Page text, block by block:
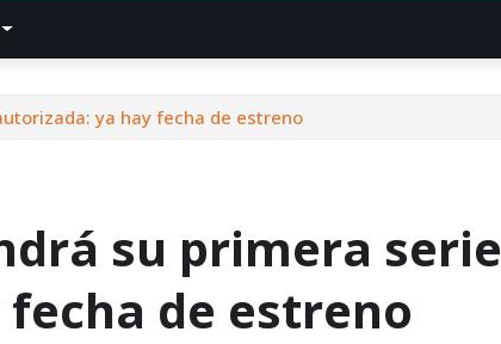
ya hay fecha de estreno
su primera serie
de estreno